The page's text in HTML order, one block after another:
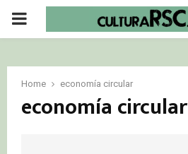
PRIMARY
Home economía circular
economía circular